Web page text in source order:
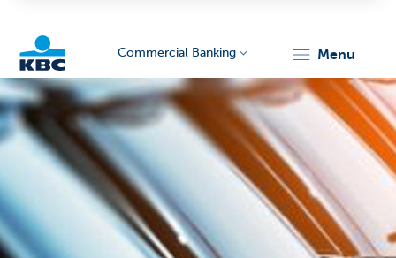
KBC
Corporate
Commercial Banking menu